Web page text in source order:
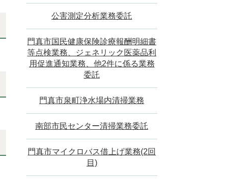
公害測定分析業務委託
門真市国民健康保険診療報酬明細書
等点検業務、ジェネリック医薬品利
用促進通知業務、他2件に係る業務
委託
門真市泉町浄水場内清掃業務
南部市民センター清掃業務委託
門真市マイクロバス借上げ業務(2回
目)